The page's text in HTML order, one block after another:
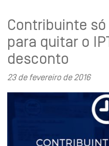
Contribuinte
para quitar o
desconto
23 de fevereiro de 2016